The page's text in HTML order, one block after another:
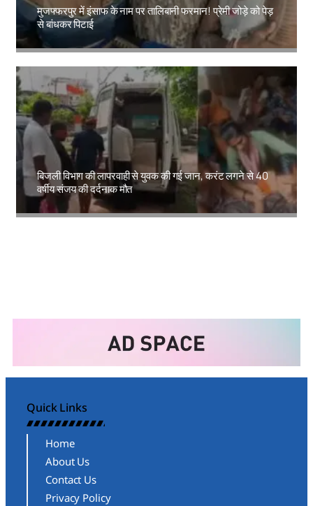
मुजफ्फरपुर में इंसाफ के नाम पर तालिबानी फरमान! प्रेमी जोड़े को पेड़
से बांधकर पिटाई
Amit Lekh
बिजली विभाग की लापरवाही से युवक की गई जान, करंट लगने से 40
वर्षीय संजय की दर्दनाक मौत
Amit Lekh
Quick Links
Home
About Us
Contact Us
Privacy Policy